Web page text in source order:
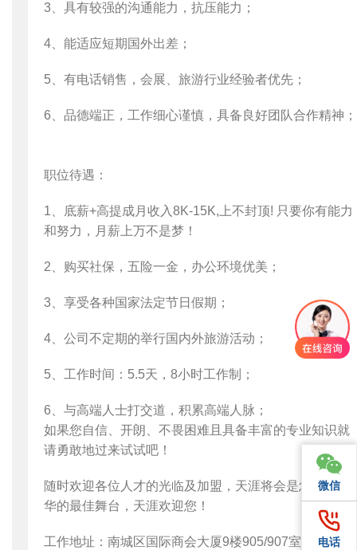
3、具有较强的沟通能力，抗压能力；
4、能适应短期国外出差；
5、有电话销售，会展、旅游行业经验者优先；
6、品德端正，工作细心谨慎，具备良好团队合作精神；
职位待遇：
1、底薪+高提成月收入8K-15K,上不封顶! 只要你有能力
和努力，月薪上万不是梦！
2、购买社保，五险一金，办公环境优美；
3、享受各种国家法定节日假期；
4、公司不定期的举行国内外旅游活动；
5、工作时间：5.5天，8小时工作制；
6、与高端人士打交道，积累高端人脉；
如果您自信、开朗、不畏困难且具备丰富的专业知识就
请勇敢地过来试试吧！
随时欢迎各位人才的光临及加盟，天涯将会是您施展才
华的最佳舞台，天涯欢迎您！
工作地址：南城区国际商会大厦9楼905/907室 在线应聘
微信
电话
微信
电话